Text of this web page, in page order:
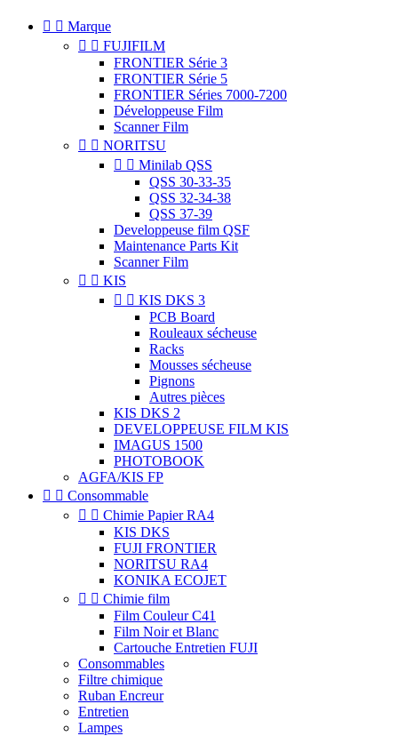
  Marque
  FUJIFILM
FRONTIER Série 3
FRONTIER Série 5
FRONTIER Séries 7000-7200
Développeuse Film
Scanner Film
  NORITSU
  Minilab QSS
QSS 30-33-35
QSS 32-34-38
QSS 37-39
Developpeuse film QSF
Maintenance Parts Kit
Scanner Film
  KIS
  KIS DKS 3
PCB Board
Rouleaux sécheuse
Racks
Mousses sécheuse
Pignons
Autres pièces
KIS DKS 2
DEVELOPPEUSE FILM KIS
IMAGUS 1500
PHOTOBOOK
AGFA/KIS FP
  Consommable
  Chimie Papier RA4
KIS DKS
FUJI FRONTIER
NORITSU RA4
KONIKA ECOJET
  Chimie film
Film Couleur C41
Film Noir et Blanc
Cartouche Entretien FUJI
Consommables
Filtre chimique
Ruban Encreur
Entretien
Lampes